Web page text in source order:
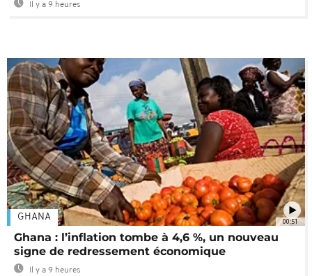
Il y a 9 heures
00:51
GHANA
Ghana : l’inflation tombe à 4,6 %, un nouveau
signe de redressement économique
Il y a 9 heures